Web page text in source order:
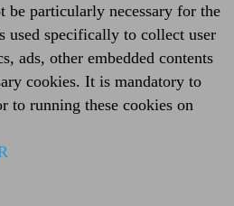
be particularly necessary for the
used specifically to collect user
ads, other embedded contents
cookies. It is mandatory to
to running these cookies on